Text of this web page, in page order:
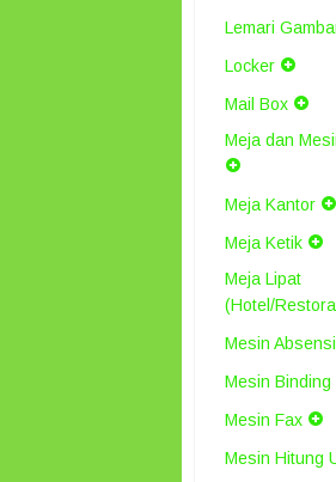
Lemari
Locker
Mail Box
Meja dan
Meja Kantor
Meja Ketik
Meja Lipat
(Hotel/
Mesin Absensi
Mesin Binding
Mesin Fax
Mesin Hitung